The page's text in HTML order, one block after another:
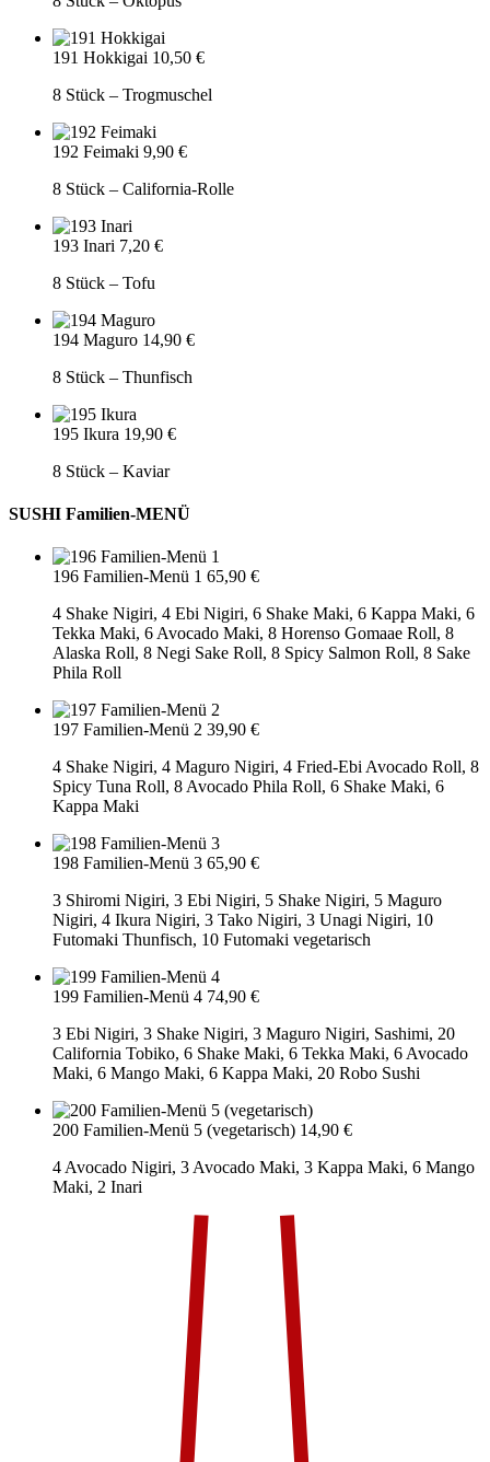
191 Hokkigai 10,50 €
8 Stück – Trogmuschel
192 Feimaki 9,90 €
8 Stück – California-Rolle
193 Inari 7,20 €
8 Stück – Tofu
194 Maguro 14,90 €
8 Stück – Thunfisch
195 Ikura 19,90 €
8 Stück – Kaviar
SUSHI Familien-MENÜ
196 Familien-Menü 1 65,90 €
4 Shake Nigiri, 4 Ebi Nigiri, 6 Shake Maki, 6 Kappa Maki, 6
Tekka Maki, 6 Avocado Maki, 8 Horenso Gomaae Roll, 8
Alaska Roll, 8 Negi Sake Roll, 8 Spicy Salmon Roll, 8 Sake
Phila Roll
197 Familien-Menü 2 39,90 €
4 Shake Nigiri, 4 Maguro Nigiri, 4 Fried-Ebi Avocado Roll, 8
Spicy Tuna Roll, 8 Avocado Phila Roll, 6 Shake Maki, 6
Kappa Maki
198 Familien-Menü 3 65,90 €
3 Shiromi Nigiri, 3 Ebi Nigiri, 5 Shake Nigiri, 5 Maguro
Nigiri, 4 Ikura Nigiri, 3 Tako Nigiri, 3 Unagi Nigiri, 10
Futomaki Thunfisch, 10 Futomaki vegetarisch
199 Familien-Menü 4 74,90 €
3 Ebi Nigiri, 3 Shake Nigiri, 3 Maguro Nigiri, Sashimi, 20
California Tobiko, 6 Shake Maki, 6 Tekka Maki, 6 Avocado
Maki, 6 Mango Maki, 6 Kappa Maki, 20 Robo Sushi
200 Familien-Menü 5 (vegetarisch) 14,90 €
4 Avocado Nigiri, 3 Avocado Maki, 3 Kappa Maki, 6 Mango
Maki, 2 Inari